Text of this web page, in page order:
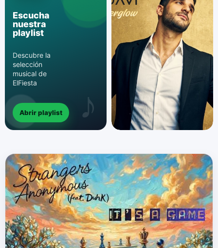
Escucha
nuestra
playlist
Descubre la
selección
musical de
ElFiesta
Abrir playlist